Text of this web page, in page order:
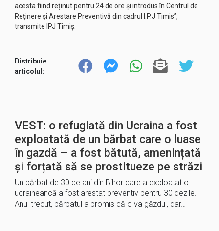
acesta fiind reținut pentru 24 de ore și introdus în Centrul de
Reținere și Arestare Preventivă din cadrul I.P.J Timis”,
transmite IPJ Timiș.
Distribuie
articolul:
VEST: o refugiată din Ucraina a fost
exploatată de un bărbat care o luase
în gazdă – a fost bătută, amenințată
și forțată să se prostitueze pe străzi
Un bărbat de 30 de ani din Bihor care a exploatat o
ucraineancă a fost arestat preventiv pentru 30 dezile.
Anul trecut, bărbatul a promis că o va găzdui, dar…